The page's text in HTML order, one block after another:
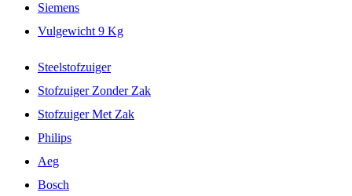
Siemens
Vulgewicht 9 Kg
Steelstofzuiger
Stofzuiger Zonder Zak
Stofzuiger Met Zak
Philips
Aeg
Bosch